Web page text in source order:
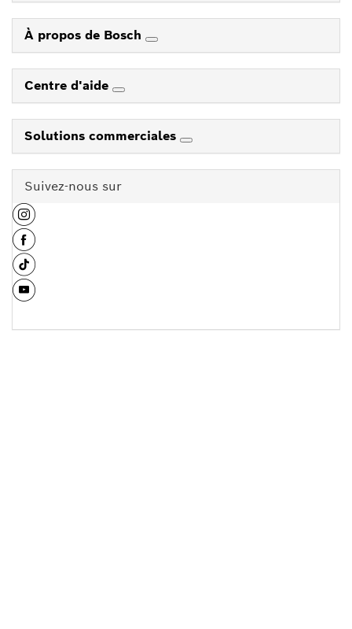
À propos de Bosch
Centre d'aide
Solutions commerciales
Suivez-nous sur